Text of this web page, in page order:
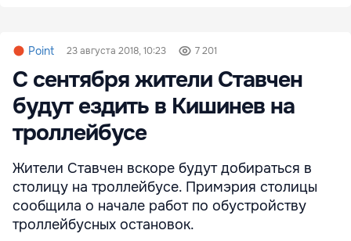
Point 23 августа 2018, 10:23 7 201
С сентября жители Ставчен
будут ездить в Кишинев на
троллейбусе
Жители Ставчен вскоре будут добираться в
столицу на троллейбусе. Примэрия столицы
сообщила о начале работ по обустройству
троллейбусных остановок.